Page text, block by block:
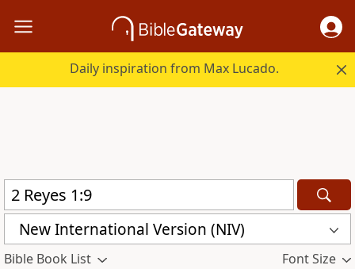
Daily inspiration from Max Lucado.
New International Version (NIV)
Bible Book List Font Size